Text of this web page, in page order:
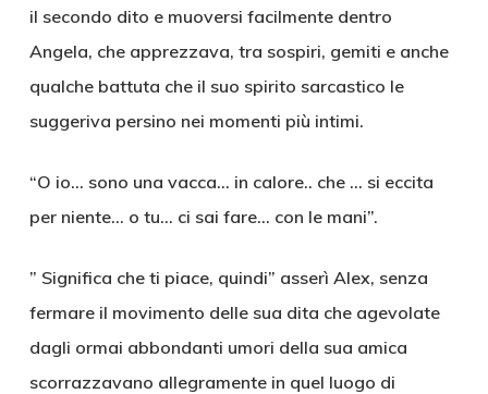
il secondo dito e muoversi facilmente dentro
Angela, che apprezzava, tra sospiri, gemiti e anche
qualche battuta che il suo spirito sarcastico le
suggeriva persino nei momenti più intimi.
“O io… sono una vacca… in calore.. che … si eccita
per niente… o tu… ci sai fare… con le mani”.
” Significa che ti piace, quindi” asserì Alex, senza
fermare il movimento delle sua dita che agevolate
dagli ormai abbondanti umori della sua amica
scorrazzavano allegramente in quel luogo di